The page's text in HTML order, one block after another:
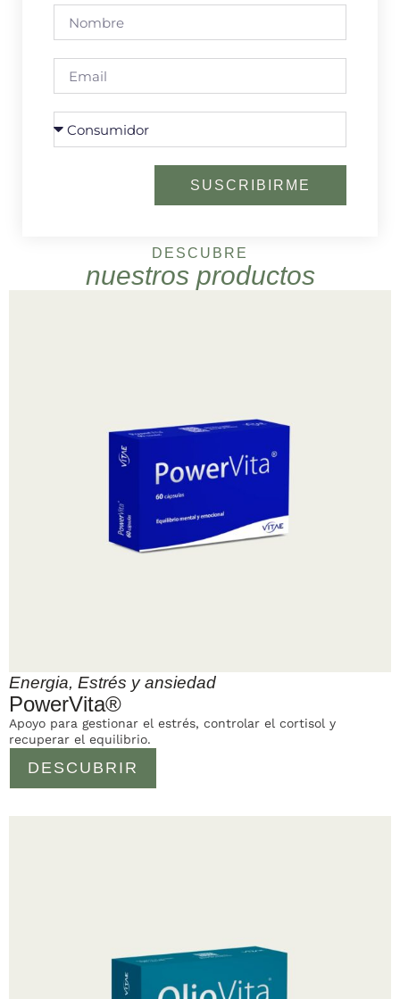
SUSCRIBIRME
DESCUBRE
nuestros productos
Energia, Estrés y ansiedad
PowerVita®
DESCUBRIR
Apoyo para gestionar el estrés, controlar el cortisol y
recuperar el equilibrio.